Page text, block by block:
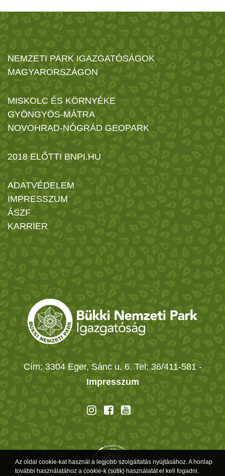
NEMZETI PARK IGAZGATÓSÁGOK
MAGYARORSZÁGON
MISKOLC ÉS KÖRNYÉKE
GYÖNGYÖS-MÁTRA
NOVOHRAD-NÓGRÁD GEOPARK
2018 ELŐTTI BNPI.HU
ADATVÉDELEM
IMPRESSZUM
ÁSZF
KARRIER
Cím: 3304 Eger, Sánc u. 6. Tel: 36/411-581 -
Impresszum
Az oldal cookie-kat használ a legjobb szolgáltatás nyújtásához. A honlap
további használatához a cookie-k (sütik) használatát el kell fogadni.